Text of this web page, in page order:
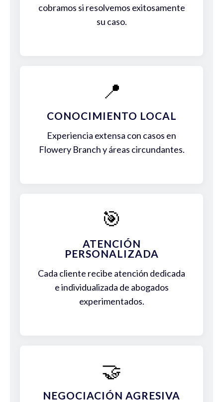
cobramos si resolvemos exitosamente
su caso.
📍
CONOCIMIENTO LOCAL
Experiencia extensa con casos en
Flowery Branch y áreas circundantes.
🎯
ATENCIÓN
PERSONALIZADA
Cada cliente recibe atención dedicada
e individualizada de abogados
experimentados.
🤝
NEGOCIACIÓN AGRESIVA